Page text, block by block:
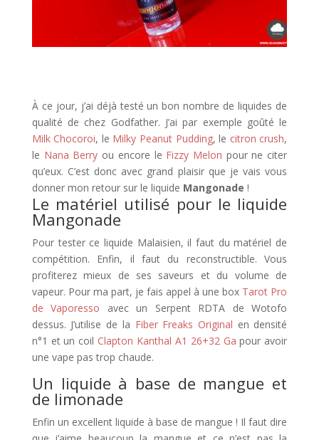
À ce jour, j’ai déjà testé un bon nombre de liquides de
qualité de chez Godfather. J’ai par exemple goûté le
Milk Chocoroi, le Milky Peanut Pudding, le citron crush,
le Nana Berry ou encore le Fizzy Melon pour ne citer
qu’eux. C’est donc avec grand plaisir que je vais vous
donner mon retour sur le liquide Mangonade !
Le matériel utilisé pour le liquide
Mangonade
Pour tester ce liquide Malaisien, il faut du matériel de
compétition. Enfin, il faut du reconstructible. Vous
profiterez mieux de ses saveurs et du volume de
vapeur. Pour ma part, je fais appel à une box Tarot Pro
de Vaporesso avec un Serpent RDTA de Wotofo
dessus. J’utilise de la Fiber Freaks Original en densité
n°1 et un coil Clapton Kanthal A1 26+32 Ga pour avoir
une vape pas trop chaude.
Un liquide à base de mangue et
de limonade
Enfin un excellent liquide à base de mangue ! Il faut dire